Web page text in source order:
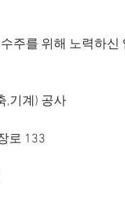
주를 위해 노력하
,기계) 공사
로 133